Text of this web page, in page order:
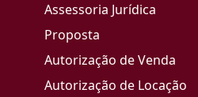
Assessoria Jurídica
Proposta
Autorização de Venda
Autorização de Locação